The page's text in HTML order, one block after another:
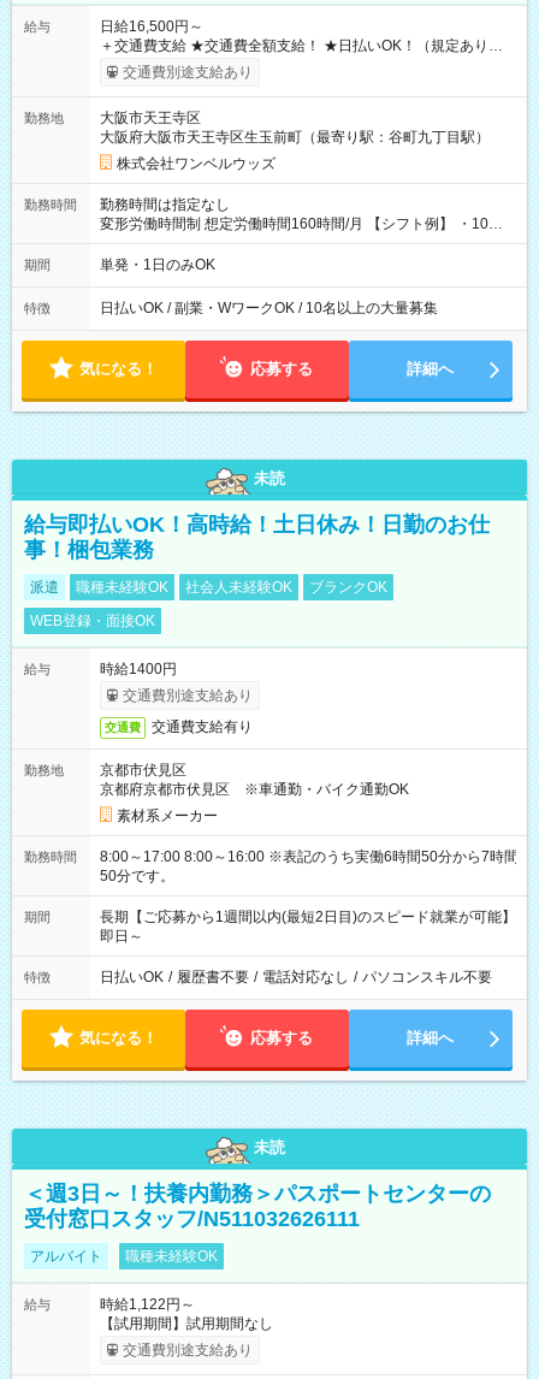
給与
日給16,500円～
＋交通費支給 ★交通費全額支給！ ★日払いOK！（規定あり） ┗
働いたその日に現金GET♪ お仕事後はコンビニATMから 日払
交通費別途支給あり
勤務地
大阪市天王寺区
大阪府大阪市天王寺区生玉前町（最寄り駅：谷町九丁目駅）
株式会社ワンベルウッズ
勤務時間
勤務時間は指定なし
変形労働時間制 想定労働時間160時間/月 【シフト例】 ・10：
00～20：00
期間 単発・1日のみOK
特徴 日払いOK / 副業・WワークOK / 10名以上の大量募集
気になる！ 応募する 詳細へ
未読
給与即払いOK！高時給！土日休み！日勤のお仕
事！梱包業務
派遣 職種未経験OK 社会人未経験OK
ブランクOK
WEB登録・面接OK
給与
時給1400円
交通費別途支給あり
交通費 交通費支給有り
勤務地
京都市伏見区
京都府京都市伏見区 ※車通勤・バイク通勤OK
素材系メーカー
勤務時間
8:00～17:00 8:00～16:00 ※表記のうち実働6時間50分から7時間
50分です。
期間
長期【ご応募から1週間以内(最短2日目)のスピード就業が可能】
即日～
特徴 日払いOK / 履歴書不要 / 電話対応なし / パソコンスキル不要
気になる！ 応募する 詳細へ
未読
＜週3日～！扶養内勤務＞パスポートセンターの
受付窓口スタッフ/N511032626111
アルバイト 職種未経験OK
給与
時給1,122円～
【試用期間】試用期間なし
交通費別途支給あり